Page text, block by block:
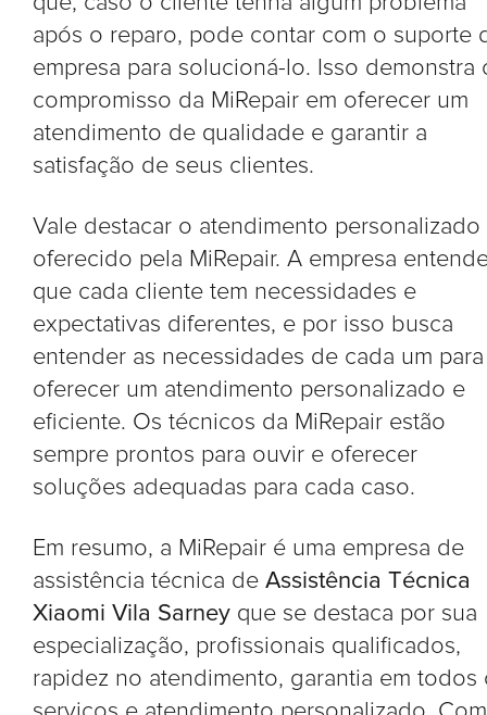
após o reparo, pode contar com o suporte
empresa para solucioná-lo. Isso demonstra
compromisso da MiRepair em oferecer um
atendimento de qualidade e garantir a
satisfação de seus clientes.
Vale destacar o atendimento personalizado
oferecido pela MiRepair. A empresa
que cada cliente tem necessidades e
expectativas diferentes, e por isso busca
entender as necessidades de cada um para
oferecer um atendimento personalizado e
eficiente. Os técnicos da MiRepair estão
sempre prontos para ouvir e oferecer
soluções adequadas para cada caso.
Em resumo, a MiRepair é uma empresa de
assistência técnica de Assistência Técnica
Xiaomi Vila Sarney que se destaca por sua
especialização, profissionais qualificados,
rapidez no atendimento, garantia em todos